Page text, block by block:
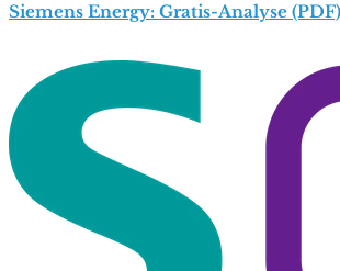
Siemens Energy: Gratis-Analyse